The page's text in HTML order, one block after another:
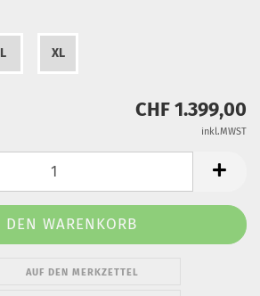
L XL
CHF 1.399,00
inkl.MWST
AUF DEN MERKZETTEL